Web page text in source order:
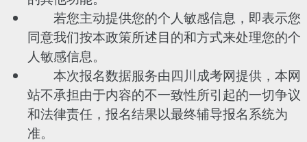
若您主动提供您的个人敏感信息，即表示您
同意我们按本政策所述目的和方式来处理您的个
人敏感信息。
本次报名数据服务由四川成考网提供，本网
站不承担由于内容的不一致性所引起的一切争议
和法律责任，报名结果以最终辅导报名系统为
准。